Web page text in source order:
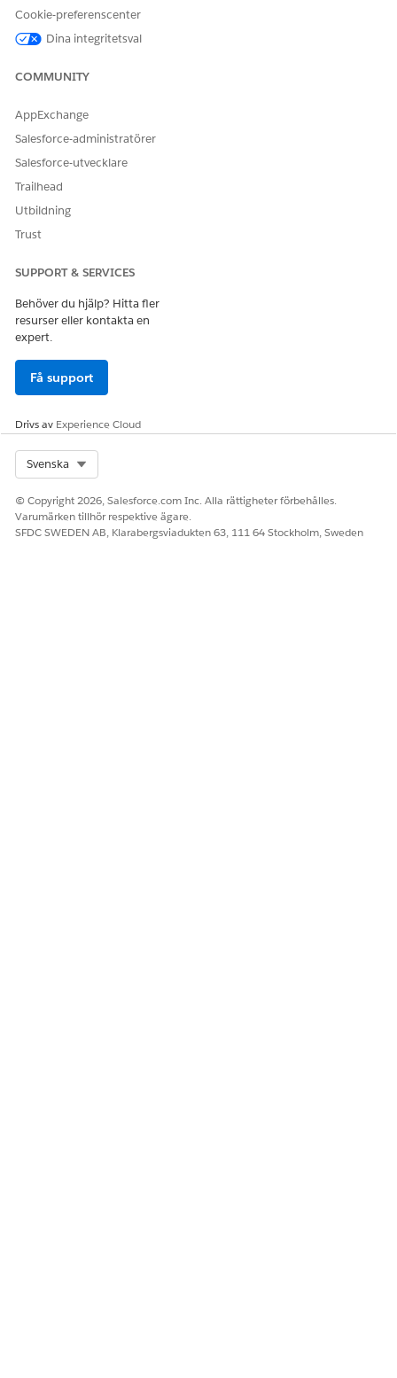
LÖSTE DENNA ARTIKEL DITT PROBLEM?
Cookie-preferenscenter
Dina integritetsval
COMMUNITY
AppExchange
Salesforce-administratörer
Salesforce-utvecklare
Trailhead
Utbildning
Trust
SUPPORT & SERVICES
Behöver du hjälp? Hitta fler
resurser eller kontakta en
expert.
Få support
Drivs av Experience Cloud
Svenska
© Copyright 2026, Salesforce.com Inc. Alla rättigheter förbehålles.
Varumärken tillhör respektive ägare.
SFDC SWEDEN AB, Klarabergsviadukten 63, 111 64 Stockholm, Sweden